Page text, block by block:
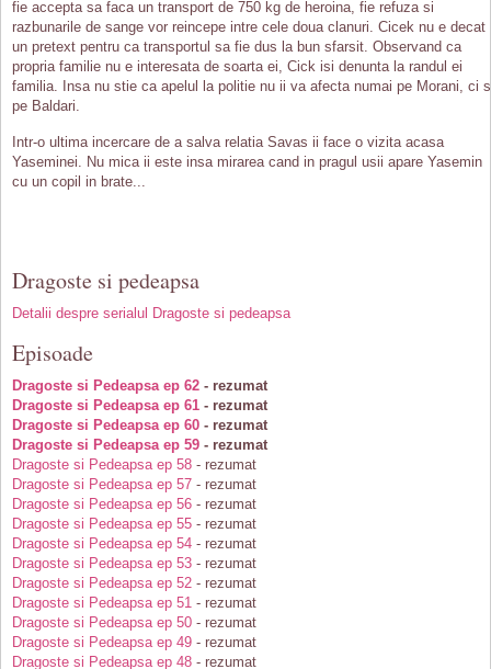
fie accepta sa faca un transport de 750 kg de heroina, fie refuza si
razbunarile de sange vor reincepe intre cele doua clanuri. Cicek nu e decat
un pretext pentru ca transportul sa fie dus la bun sfarsit. Observand ca
propria familie nu e interesata de soarta ei, Cick isi denunta la randul ei
familia. Insa nu stie ca apelul la politie nu ii va afecta numai pe Morani, ci
pe Baldari.
Intr-o ultima incercare de a salva relatia Savas ii face o vizita acasa
Yaseminei. Nu mica ii este insa mirarea cand in pragul usii apare Yasemin
cu un copil in brate...
Dragoste si pedeapsa
Detalii despre serialul Dragoste si pedeapsa
Episoade
Dragoste si Pedeapsa ep 62 - rezumat
Dragoste si Pedeapsa ep 61 - rezumat
Dragoste si Pedeapsa ep 60 - rezumat
Dragoste si Pedeapsa ep 59 - rezumat
Dragoste si Pedeapsa ep 58 - rezumat
Dragoste si Pedeapsa ep 57 - rezumat
Dragoste si Pedeapsa ep 56 - rezumat
Dragoste si Pedeapsa ep 55 - rezumat
Dragoste si Pedeapsa ep 54 - rezumat
Dragoste si Pedeapsa ep 53 - rezumat
Dragoste si Pedeapsa ep 52 - rezumat
Dragoste si Pedeapsa ep 51 - rezumat
Dragoste si Pedeapsa ep 50 - rezumat
Dragoste si Pedeapsa ep 49 - rezumat
Dragoste si Pedeapsa ep 48 - rezumat